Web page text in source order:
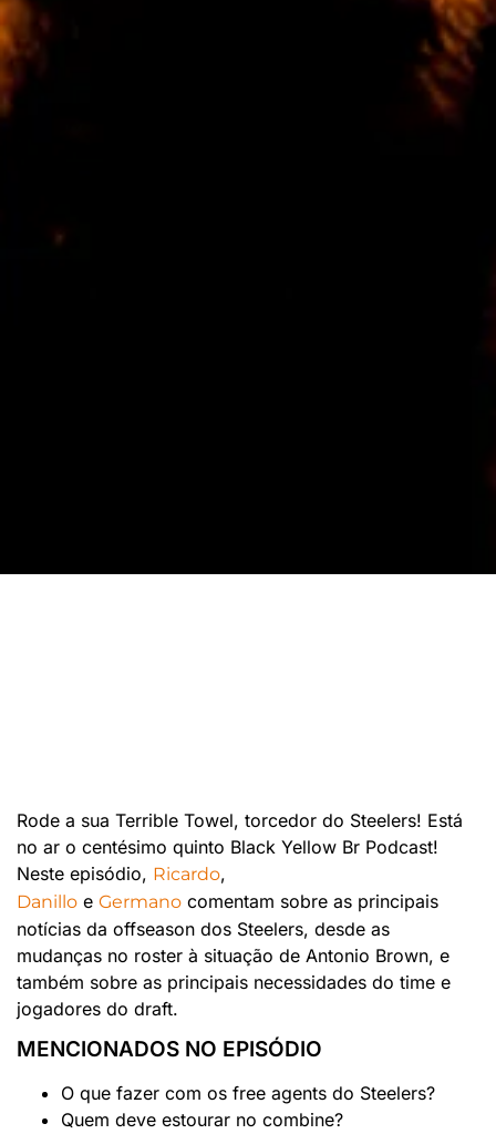
Rode a sua Terrible Towel, torcedor do Steelers! Está
no ar o centésimo quinto Black Yellow Br Podcast!
Neste episódio, Ricardo,
Danillo e Germano comentam sobre as principais
notícias da offseason dos Steelers, desde as
mudanças no roster à situação de Antonio Brown, e
também sobre as principais necessidades do time e
jogadores do draft.
MENCIONADOS NO EPISÓDIO
O que fazer com os free agents do Steelers?
Quem deve estourar no combine?